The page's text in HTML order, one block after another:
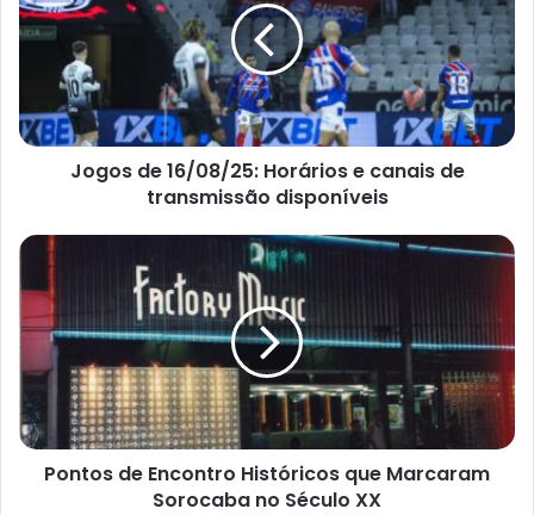
Jogos de 16/08/25: Horários e canais de
transmissão disponíveis
Pontos de Encontro Históricos que Marcaram
Sorocaba no Século XX